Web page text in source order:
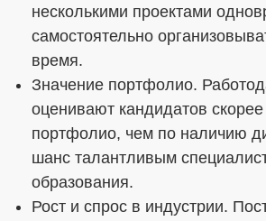
несколькими проектами
самостоятельно
время.
Значение портфолио.
оценивают кандидатов скорее
портфолио, чем по наличию
шанс талантливым
образования.
Рост и спрос в индустрии.